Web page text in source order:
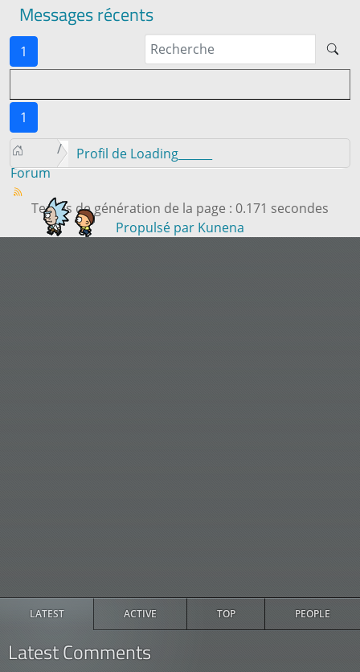
LATEST ACTIVE TOP PEOPLE
Latest Comments
Messages récents
1
1
Forum
Profil de Loading______
Temps de génération de la page : 0.171 secondes
Propulsé par Kunena